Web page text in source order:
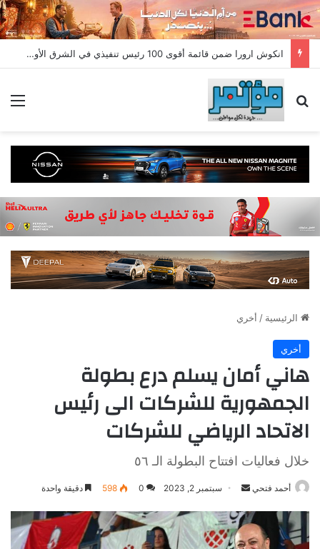
انكوش ارورا ضمن قائمة أقوى 100 رئيس تنفيذي في الشرق الأوسط لعام 2026 في قائمة فوربس الشرق الأوسط”
بحث عن
الرئيسية / أخري
أخري
هاني أمان يسلم درع بطولة
الجمهورية للشركات الى رئيس
الاتحاد الرياضي للشركات
خلال فعاليات افتتاح البطولة الـ ٥٦
أحمد فتحي
أرسل
إلكترونيا
سبتمبر 2, 2023 0
598 دقيقة واحدة